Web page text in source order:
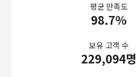
평균 만족도
98.7%
보유 고객 수
229,094명